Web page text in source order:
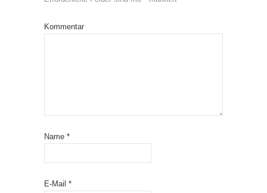
Kommentar
Name *
E-Mail *